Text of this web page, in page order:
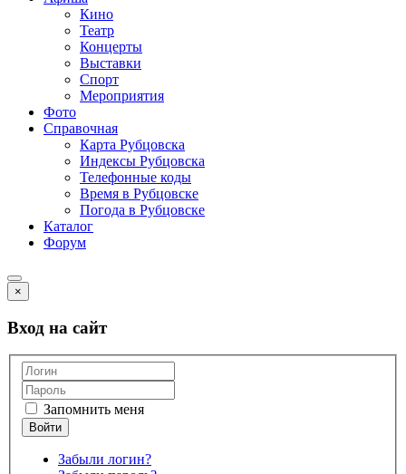
Кино
Театр
Концерты
Выставки
Спорт
Мероприятия
Фото
Справочная
Карта Рубцовска
Индексы Рубцовска
Телефонные коды
Время в Рубцовске
Погода в Рубцовске
Каталог
Форум
×
Вход на сайт
Запомнить меня
Забыли логин?